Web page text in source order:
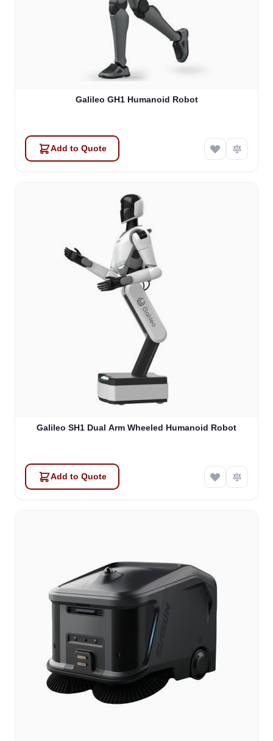
Galileo GH1 Humanoid Robot
Add to Quote
Galileo SH1 Dual Arm Wheeled Humanoid Robot
Add to Quote